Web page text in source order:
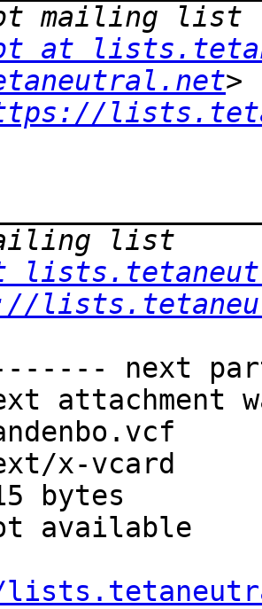
at
next
attachment
x-vcard
bytes
available